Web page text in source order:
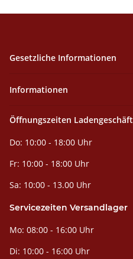
Gesetzliche Informationen
Informationen
Öffnungszeiten Ladengeschäft
Do: 10:00 - 18:00 Uhr
Fr: 10:00 - 18:00 Uhr
Sa: 10:00 - 13.00 Uhr
Servicezeiten Versandlager
Mo: 08:00 - 16:00 Uhr
Di: 10:00 - 16:00 Uhr